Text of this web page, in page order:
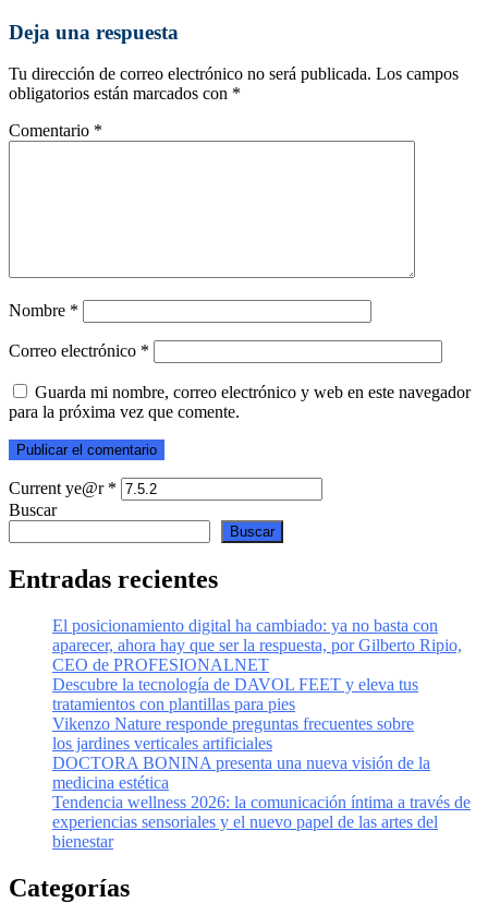
Deja una respuesta
Tu dirección de correo electrónico no será publicada. Los campos
obligatorios están marcados con *
Comentario *
Nombre *
Correo electrónico *
Guarda mi nombre, correo electrónico y web en este navegador
para la próxima vez que comente.
Current ye@r *
Buscar
Buscar
Entradas recientes
El posicionamiento digital ha cambiado: ya no basta con
aparecer, ahora hay que ser la respuesta, por Gilberto Ripio,
CEO de PROFESIONALNET
Descubre la tecnología de DAVOL FEET y eleva tus
tratamientos con plantillas para pies
Vikenzo Nature responde preguntas frecuentes sobre
los jardines verticales artificiales
DOCTORA BONINA presenta una nueva visión de la
medicina estética
Tendencia wellness 2026: la comunicación íntima a través de
experiencias sensoriales y el nuevo papel de las artes del
bienestar
Categorías